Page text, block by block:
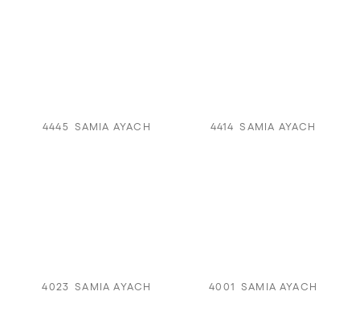
4445 SAMIA AYACH 4414 SAMIA AYACH
4023 SAMIA AYACH 4001 SAMIA AYACH